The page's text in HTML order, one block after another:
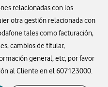
relacionadas con los
otra gestión relacionada con
tales como facturación,
cambios de titular,
general, etc, por favor
al Cliente en el 607123000.